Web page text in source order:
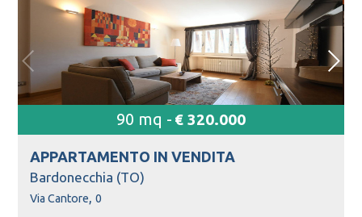
90 mq - € 320.000
APPARTAMENTO IN VENDITA
Bardonecchia (TO)
Via Cantore, 0